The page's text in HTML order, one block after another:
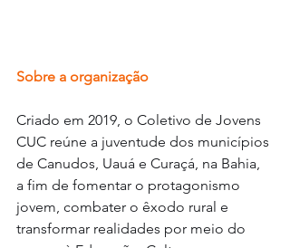
Sobre a organização
Criado em 2019, o Coletivo de Jovens
CUC reúne a juventude dos municípios
de Canudos, Uauá e Curaçá, na Bahia,
a fim de fomentar o protagonismo
jovem, combater o êxodo rural e
transformar realidades por meio do